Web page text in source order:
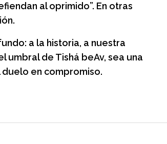
al oprimido”. En otras
a la historia, a nuestra
umbral de Tishá beAv, sea una
en compromiso.